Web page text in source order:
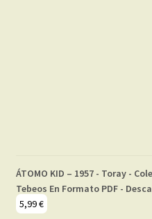
ÁTOMO KID – 1957 - Toray -
Tebeos En Formato PDF -
5,99€